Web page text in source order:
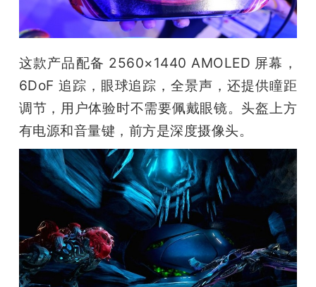
这款产品配备 2560×1440 AMOLED 屏幕，
6DoF 追踪，眼球追踪，全景声，还提供瞳距
调节，用户体验时不需要佩戴眼镜。头盔上方
有电源和音量键，前方是深度摄像头。